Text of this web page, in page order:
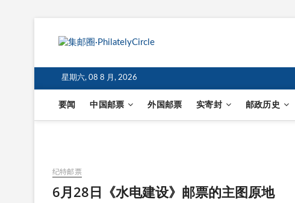
星期六, 08 8 月, 2026
要闻 中国邮票 外国邮票 实寄封 邮政历史
纪特邮票
6月28日《水电建设》邮票的主图原地